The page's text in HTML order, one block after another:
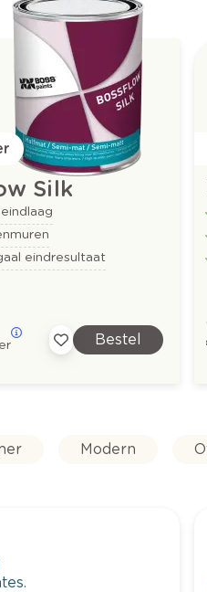
Silk
eindresultaat
Bestel
Modern